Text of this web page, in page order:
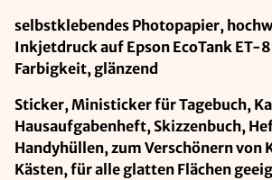
selbstklebendes Photopapier,
Inkjetdruck auf Epson EcoTank ET-
Farbigkeit, glänzend
Sticker, Ministicker für Tagebuch,
Hausaufgabenheft, Skizzenbuch,
Handyhüllen, zum Verschönern von
Kästen, für alle glatten Flächen